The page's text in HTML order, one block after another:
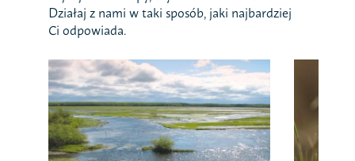
Działaj z nami w taki sposób, jaki najbardziej
Ci odpowiada.